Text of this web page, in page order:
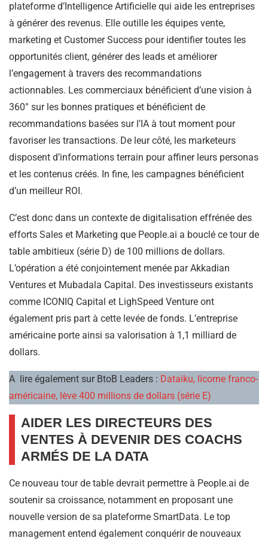
plateforme d’Intelligence Artificielle qui aide les entreprises
à générer des revenus. Elle outille les équipes vente,
marketing et Customer Success pour identifier toutes les
opportunités client, générer des leads et améliorer
l’engagement à travers des recommandations
actionnables. Les commerciaux bénéficient d’une vision à
360° sur les bonnes pratiques et bénéficient de
recommandations basées sur l’IA à tout moment pour
favoriser les transactions. De leur côté, les marketeurs
disposent d’informations terrain pour affiner leurs personas
et les contenus créés. In fine, les campagnes bénéficient
d’un meilleur ROI.
C’est donc dans un contexte de digitalisation effrénée des
efforts Sales et Marketing que People.ai a bouclé ce tour de
table ambitieux (série D) de 100 millions de dollars.
L’opération a été conjointement menée par Akkadian
Ventures et Mubadala Capital. Des investisseurs existants
comme ICONIQ Capital et LighSpeed Venture ont
également pris part à cette levée de fonds. L’entreprise
américaine porte ainsi sa valorisation à 1,1 milliard de
dollars.
A lire également sur BtoB Leaders : Dataiku, licorne franco-
américaine, lève 400 millions de dollars (série E)
AIDER LES DIRECTEURS DES
VENTES À DEVENIR DES COACHS
ARMÉS DE LA DATA
Ce nouveau tour de table devrait permettre à People.ai de
soutenir sa croissance, notamment en proposant une
nouvelle version de sa plateforme SmartData. Le top
management entend également conquérir de nouveaux